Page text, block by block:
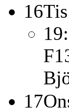
16Tis
17